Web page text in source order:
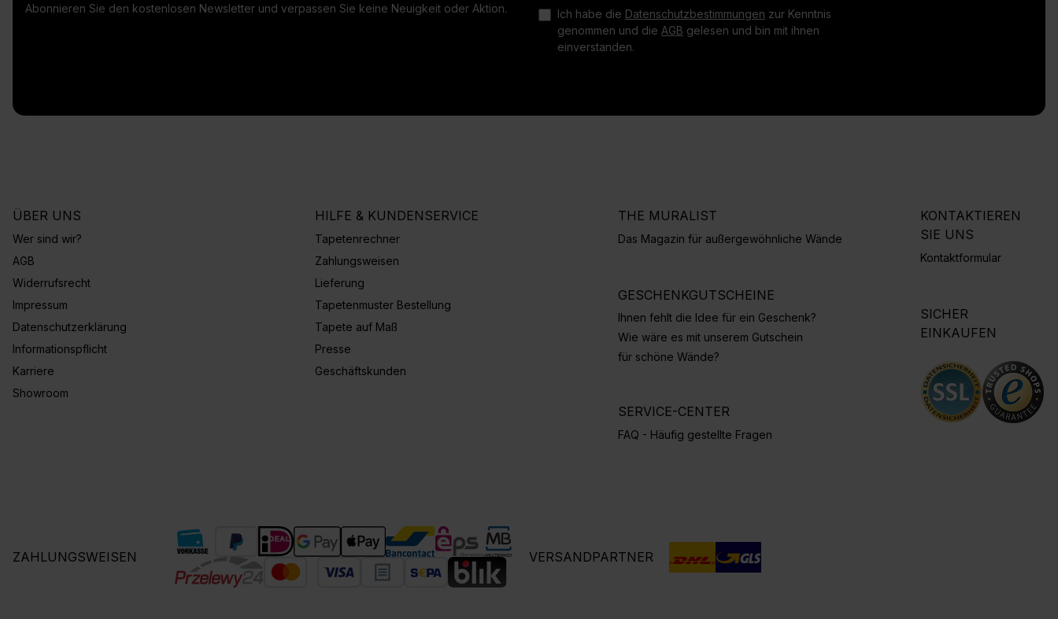
Abonnieren Sie den kostenlosen Newsletter und verpassen Sie keine Neuigkeit oder Aktion. Ich habe die Datenschutzbestimmungen zur Kenntnis
genommen und die AGB gelesen und bin mit ihnen
einverstanden.
ÜBER UNS
Wer sind wir?
AGB
Widerrufsrecht
Impressum
Datenschutzerklärung
Informationspflicht
Karriere
Showroom
HILFE & KUNDENSERVICE
Tapetenrechner
Zahlungsweisen
Lieferung
Tapetenmuster Bestellung
Tapete auf Maß
Presse
Geschäftskunden
THE MURALIST
Das Magazin für außergewöhnliche Wände
GESCHENKGUTSCHEINE
Ihnen fehlt die Idee für ein Geschenk?
Wie wäre es mit unserem Gutschein
für schöne Wände?
SERVICE-CENTER
FAQ - Häufig gestellte Fragen
KONTAKTIEREN
SIE UNS
Kontaktformular
SICHER
EINKAUFEN
ZAHLUNGSWEISEN VERSANDPARTNER